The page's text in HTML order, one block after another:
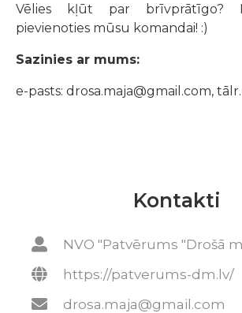
Vēlies kļūt par brīvprātīgo?
pievienoties mūsu komandai! :)
Sazinies ar mums:
e-pasts: drosa.maja@gmail.com,
Kontakti
NVO "Patvērums "Drošā
https://patverums-dm.lv/
drosa.maja@gmail.com